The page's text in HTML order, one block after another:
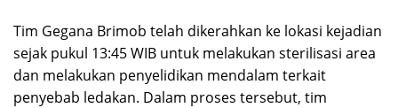
Tim Gegana Brimob telah dikerahkan ke lokasi kejadian
sejak pukul 13:45 WIB untuk melakukan sterilisasi area
dan melakukan penyelidikan mendalam terkait
penyebab ledakan. Dalam proses tersebut, tim